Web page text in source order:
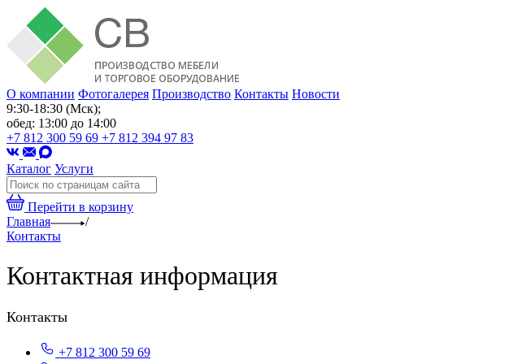
О компании Фотогалерея Производство Контакты Новости
9:30-18:30 (Мск);
обед: 13:00 до 14:00
+7 812 300 59 69 +7 812 394 97 83
Каталог Услуги
Перейти в корзину
Главная
/
Контакты
Контактная информация
Контакты
+7 812 300 59 69